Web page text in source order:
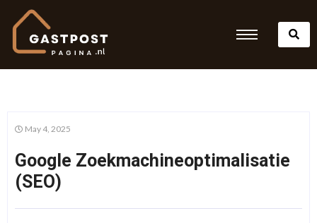
May 4, 2025
Google Zoekmachineoptimalisatie
(SEO)